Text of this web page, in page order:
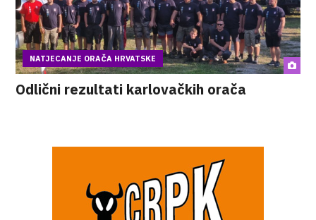
NATJECANJE ORAČA HRVATSKE
Odlični rezultati karlovačkih orača